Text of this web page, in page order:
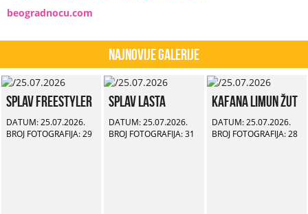
beogradnocu.com
Najnovije Galerije
Splav Freestyler
DATUM: 25.07.2026.
BROJ FOTOGRAFIJA: 29
Splav Lasta
DATUM: 25.07.2026.
BROJ FOTOGRAFIJA: 31
Kafana Limun Žut
DATUM: 25.07.2026.
BROJ FOTOGRAFIJA: 28